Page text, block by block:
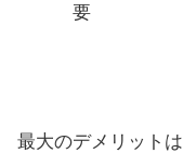
要
最大のデメリット